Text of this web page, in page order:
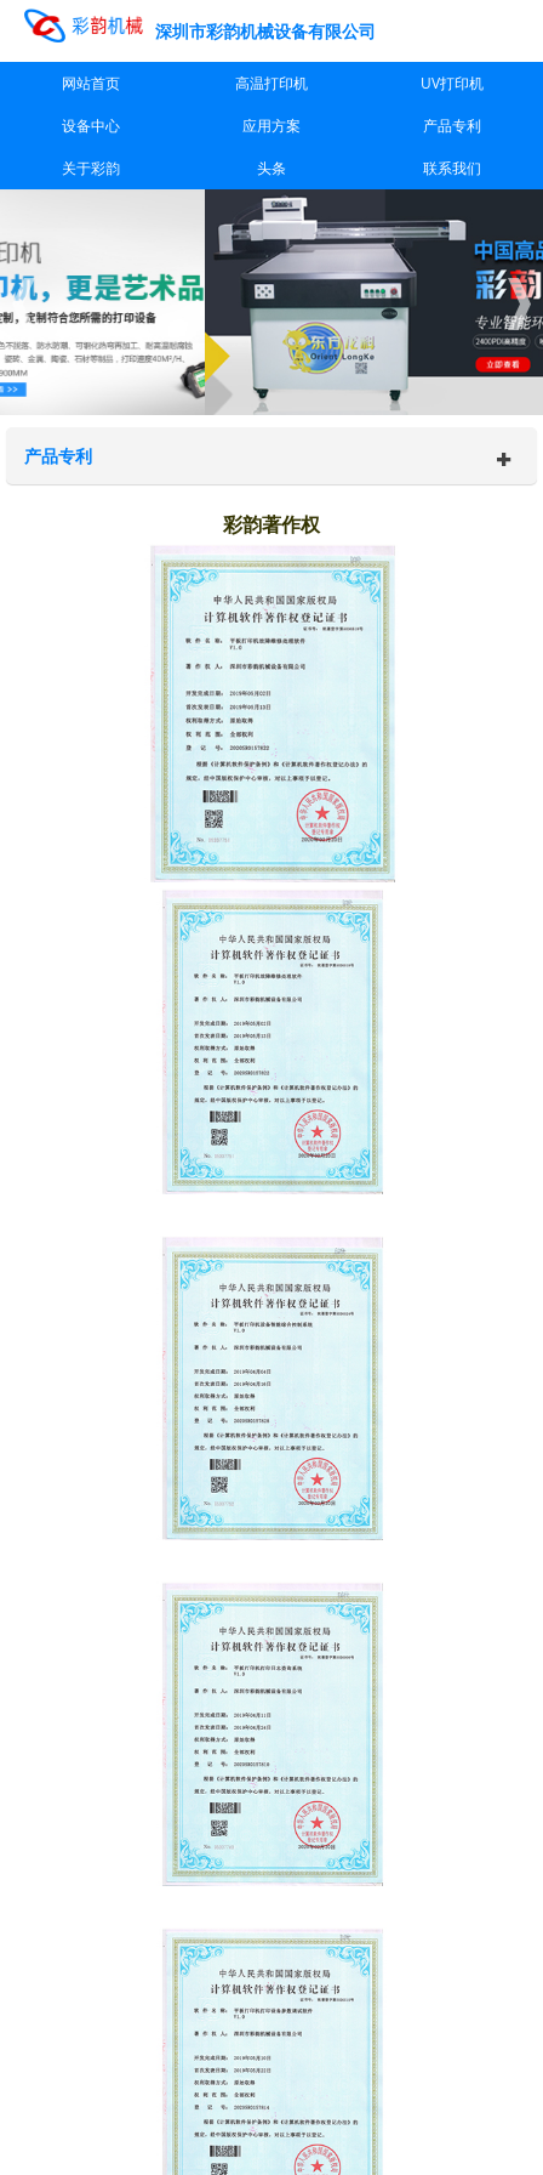
深圳市彩韵机械设备有限公司
网站首页 高温打印机 UV打印机
设备中心 应用方案 产品专利
关于彩韵 头条 联系我们
产品专利
彩韵著作权